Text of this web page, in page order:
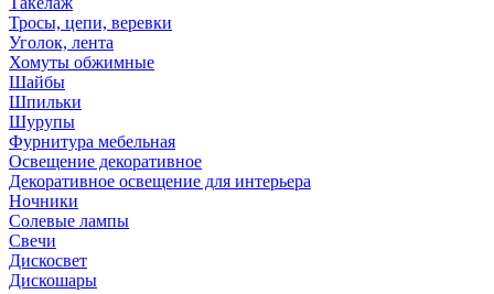
Тросы, цепи, веревки
Уголок, лента
Хомуты обжимные
Шайбы
Шпильки
Шурупы
Фурнитура мебельная
Освещение декоративное
Декоративное освещение для интерьера
Ночники
Солевые лампы
Свечи
Дискосвет
Дискошары